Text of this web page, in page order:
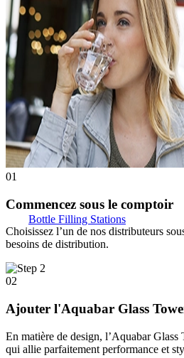
Bottle Filling Stations
01
Commencez sous le comptoir
Choisissez l’un de nos distributeurs
besoins de distribution.
02
Ajouter l'Aquabar Glass
En matière de design, l’Aquabar Glass
qui allie parfaitement performance et